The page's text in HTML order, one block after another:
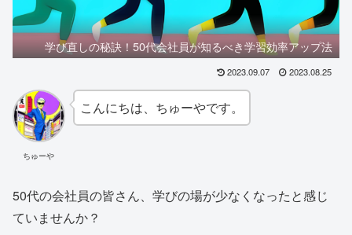
学び直しの秘訣！50代会社員が知るべき学習効率アップ法
2023.09.07 2023.08.25
ちゅーや
こんにちは、ちゅーやです。
50代の会社員の皆さん、学びの場が少なくなったと感じ
ていませんか？